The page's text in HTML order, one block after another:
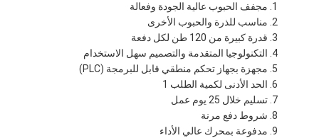
مجفف الحبوب عالية الجودة وفعالة
مناسب للذرة والحبوب الأخرى
قدرة كبيرة من 120 طن لكل دفعة
التكنولوجيا المتقدمة والتصميم سهل الاستخدام
مجهزة بجهاز تحكم منطقي قابل للبرمجة (PLC)
الحد الأدنى لكمية الطلب 1
تسليم خلال 25 يوم عمل
شروط دفع مرنة
مدفوعة بمحرك عالي الأداء